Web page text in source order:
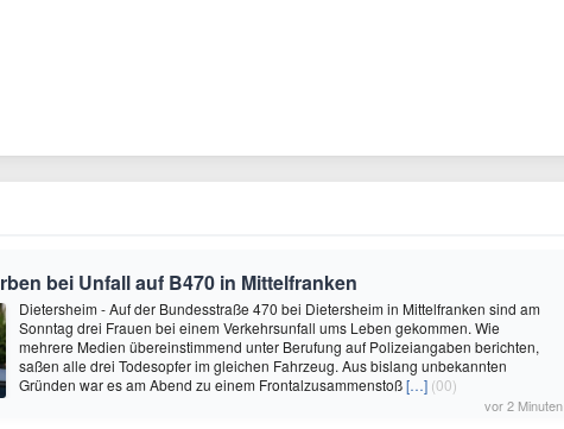
bei Unfall auf B470 in Mittelfranken
Dietersheim - Auf der Bundesstraße 470 bei Dietersheim in Mittelfranken sind am
Sonntag drei Frauen bei einem Verkehrsunfall ums Leben gekommen. Wie
mehrere Medien übereinstimmend unter Berufung auf Polizeiangaben berichten,
saßen alle drei Todesopfer im gleichen Fahrzeug. Aus bislang unbekannten
Gründen war es am Abend zu einem Frontalzusammenstoß[…] (00)
vor 2 Minuten